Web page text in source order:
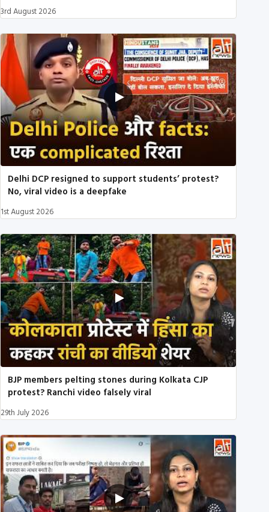
3rd August 2026
Delhi DCP resigned to support students’ protest?
No, viral video is a deepfake
1st August 2026
BJP members pelting stones during Kolkata CJP
protest? Ranchi video falsely viral
29th July 2026